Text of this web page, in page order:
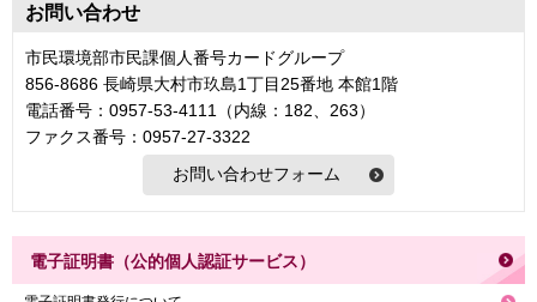
お問い合わせ
市民環境部市民課個人番号カードグループ
856-8686 長崎県大村市玖島1丁目25番地 本館1階
電話番号：0957-53-4111（内線：182、263）
ファクス番号：0957-27-3322
電子証明書（公的個人認証サービス）